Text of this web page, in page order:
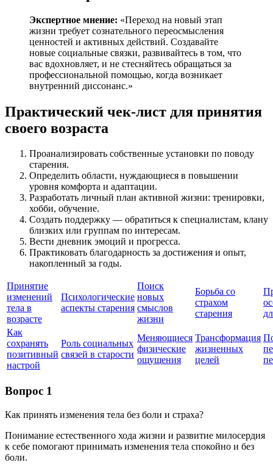
Экспертное мнение: «Переход на новый этап
жизни требует сознательного переосмысления
ценностей и активных действий. Создавайте
новые социальные связки, развивайтесь в том, что
вас вдохновляет, и не стесняйтесь обращаться за
профессиональной помощью, когда возникает
внутренний диссонанс.»
Практический чек-лист для принятия
своего возраста
Проанализировать собственные установки по поводу
старения.
Определить области, нуждающиеся в повышении
уровня комфорта и адаптации.
Разработать личный план активной жизни: тренировки,
хобби, обучение.
Создать поддержку — обратиться к специалистам, клану
близких или группам по интересам.
Вести дневник эмоций и прогресса.
Практиковать благодарность за достижения и опыт,
накопленный за годы.
Принятие
изменений
тела в
возрасте
Психологические
аспекты старения
Поиск
новых
смыслов
жизни
Борьба со
страхом
старения
Как
сохранять
позитивный
настрой
Роль социальных
связей в старости
Меняющиеся
физические
ощущения
Трансформация
жизненных
целей
Вопрос 1
Как принять изменения тела без боли и страха?
Понимание естественного хода жизни и развитие милосердия
к себе помогают принимать изменения тела спокойно и без
боли.